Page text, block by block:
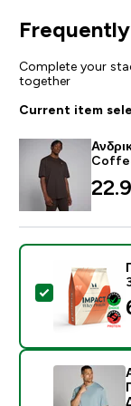
Complete your
together
Current item
Select this